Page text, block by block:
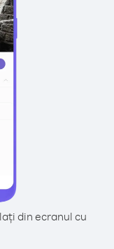
din ecranul cu